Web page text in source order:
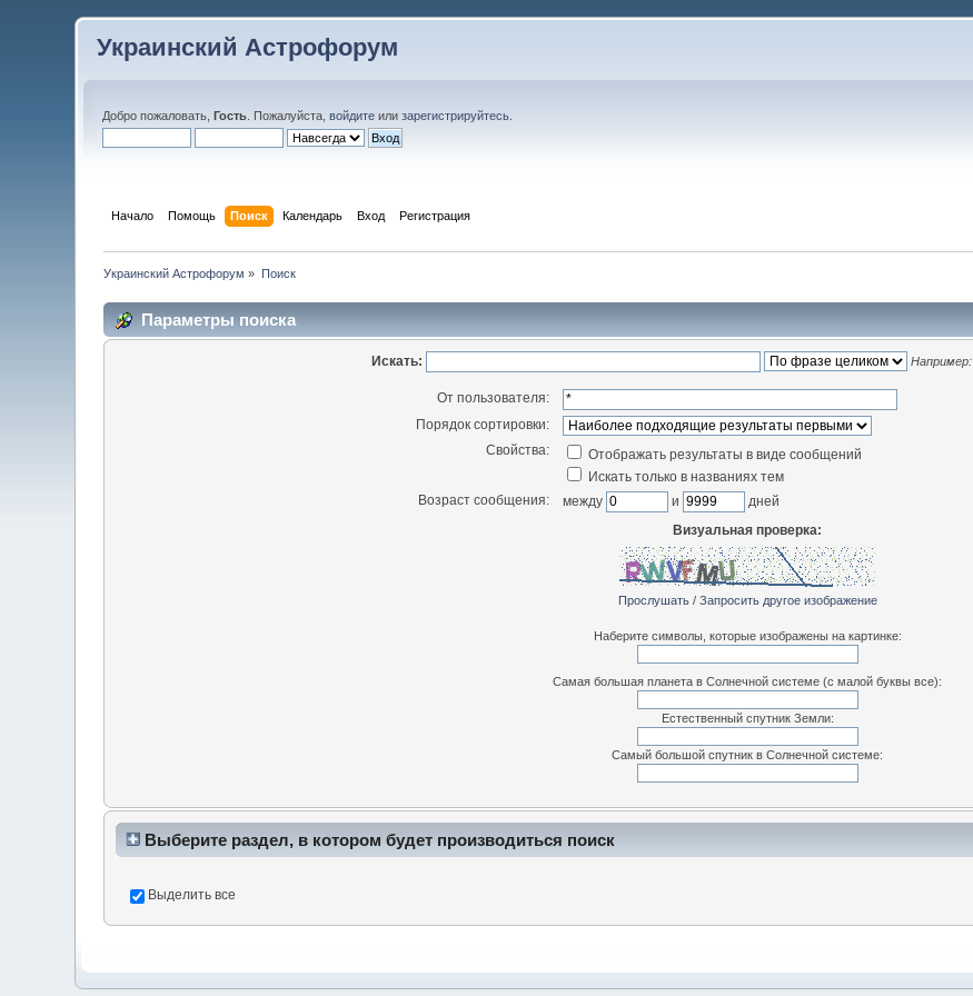
Украинский Астрофорум
Добро пожаловать,Гость . Пожалуйста,войдите илизарегистрируйтесь
Начало Помощь Поиск Календарь Вход Регистрация
Украинский Астрофорум » Поиск
Параметры поиска
Искать: Например:
От пользователя:
Порядок сортировки:
Свойства:
Отображать результаты в виде сообщений
Искать только в названиях тем
Возраст сообщения:
между и
дней
Визуальная проверка:
Прослушать/ Запросить другое изображение
Наберите символы, которые изображены на картинке:
Самая большая планета в Солнечной системе (с малой буквы все):
Естественный спутник Земли:
Самый большой спутник в Солнечной системе:
Выберите раздел, в котором будет производиться поиск
Выделить все